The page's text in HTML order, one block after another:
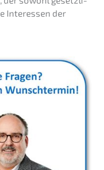
Inter­es­sen der